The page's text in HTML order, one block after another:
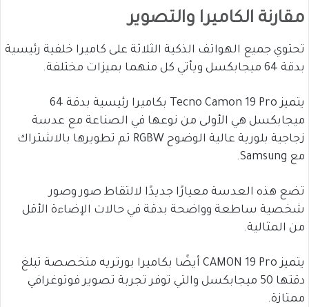
مقارنة الكاميرا والتصوير
تحتوي جميع الهواتف الذكية الثلاثة على كاميرا خلفية رئيسية
بدقة 64 ميجابكسل ويأتي كل منهما بميزات مختلفة.
يتميز Tecno Camon 19 Pro بكاميرا رئيسية بدقة 64
ميجابكسل هي الأولى من نوعها في الصناعة مع عدسة
زجاجية بلورية عالية الوضوح RGBW تم تطويرها بالاشتراك
مع Samsung.
تضع هذه العدسة معيارًا جديدًا لالتقاط صور وصور
شخصية ساطعة وواضحة بدقة في حالات الإضاءة الأقل
من المثالية.
يتميز CAMON 19 Pro أيضًا بكاميرا بورتريه متخصصة تبلغ
دقتها 50 ميجابكسل والتي توفر تجربة تصوير فوتوغرافي
ممتازة.